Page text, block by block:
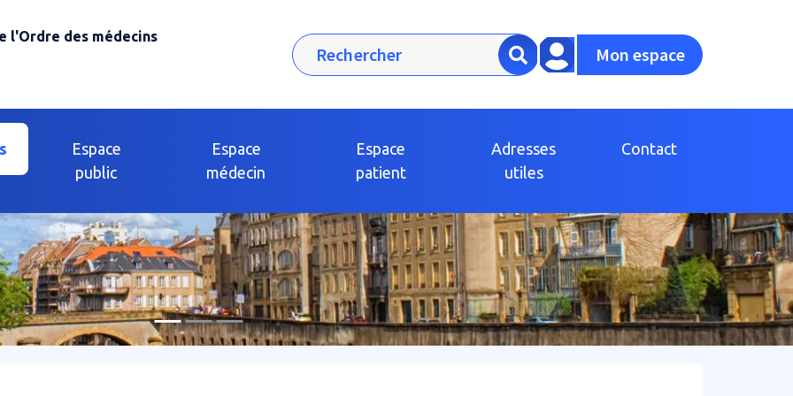
l'Ordre des médecins Rechercher Mon espace
Espace
public
Espace
médecin
Espace
patient
Adresses
utiles
Contact